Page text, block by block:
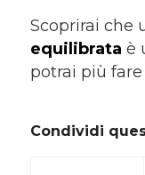
Scoprirai che
equilibrata è
potrai più
Condividi